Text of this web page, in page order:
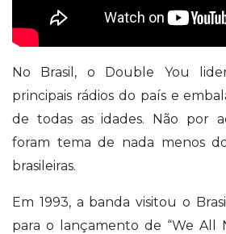
No Brasil, o Double You
principais rádios do país e
de todas as idades. Não por
foram tema de nada menos
brasileiras.
Em 1993, a banda visitou o
para o lançamento de “We All